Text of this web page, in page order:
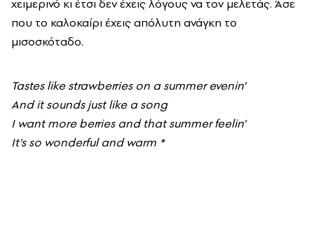
χειμερινό κι έτσι δεν έχεις λόγους να τον μελετάς. Άσε
που το καλοκαίρι έχεις απόλυτη ανάγκη το
μισοσκόταδο.
Tastes like strawberries on a summer evenin’
And it sounds just like a song
I want more berries and that summer feelin’
It's so wonderful and warm *